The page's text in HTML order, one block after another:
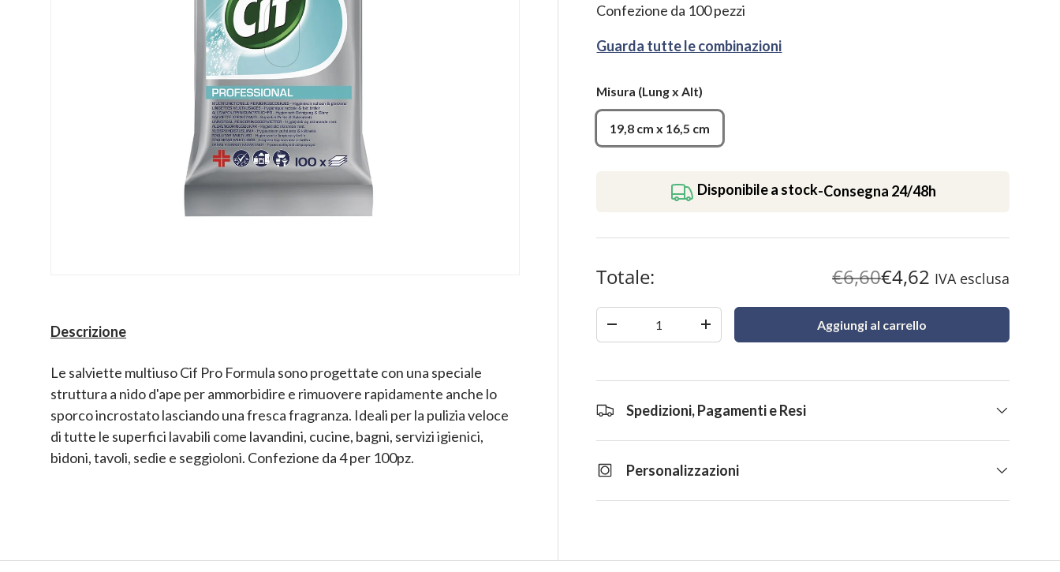
Confezione da 100pezzi
Guarda tutte le combinazioni
Misura (Lung x Alt)
19,8 cm x 16,5 cm
Disponibile a stock-Consegna 24/48h
Totale: €6,60€4,62 IVA esclusa
+ Aggiungi al carrello
Spedizioni, Pagamenti e Resi
Personalizzazioni
Descrizione
Le salviette multiuso Cif Pro Formula sono progettate con una speciale
struttura a nido d'ape per ammorbidire e rimuovere rapidamente anche lo
sporco incrostato lasciando una fresca fragranza. Ideali per la pulizia veloce
di tutte le superfici lavabili come lavandini, cucine, bagni, servizi igienici,
bidoni, tavoli, sedie e seggioloni. Confezione da 4 per 100pz.